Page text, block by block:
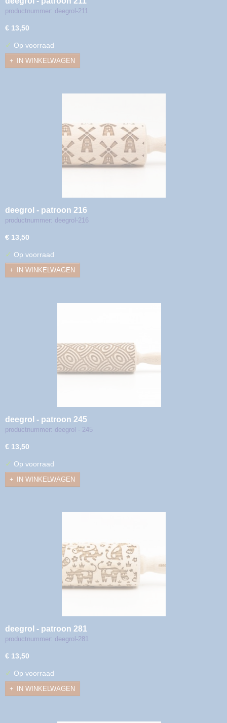
productnummer: deegrol-211
€ 13,50
✓ Op voorraad
IN WINKELWAGEN
deegrol - patroon 216
productnummer: deegrol-216
€ 13,50
✓ Op voorraad
IN WINKELWAGEN
deegrol - patroon 245
productnummer: deegrol - 245
€ 13,50
✓ Op voorraad
IN WINKELWAGEN
deegrol - patroon 281
productnummer: deegrol-281
€ 13,50
✓ Op voorraad
IN WINKELWAGEN